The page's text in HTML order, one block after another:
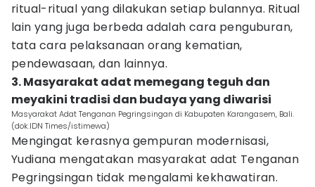
ritual-ritual yang dilakukan setiap bulannya. Ritual
lain yang juga berbeda adalah cara penguburan,
tata cara pelaksanaan orang kematian,
pendewasaan, dan lainnya.
3. Masyarakat adat memegang teguh dan
meyakini tradisi dan budaya yang diwarisi
Masyarakat Adat Tenganan Pegringsingan di Kabupaten Karangasem, Bali.
(dok.IDN Times/istimewa)
Mengingat kerasnya gempuran modernisasi,
Yudiana mengatakan masyarakat adat Tenganan
Pegringsingan tidak mengalami kekhawatiran.